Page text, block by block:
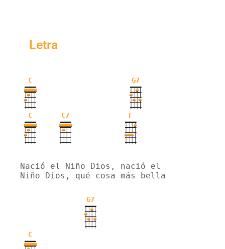
Letra
C G7
C C7 F
Nació el Niño Dios, nació el
Niño Dios, qué cosa más bella
G7
C